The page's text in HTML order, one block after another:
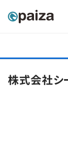
求人検索
未経験転職
株式会社シ